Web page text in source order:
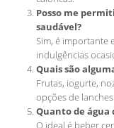
Posso me
saudável?
Sim, é importante
indulgências
Quais são
Frutas, iogurte,
opções de
Quanto de água
O ideal é beber